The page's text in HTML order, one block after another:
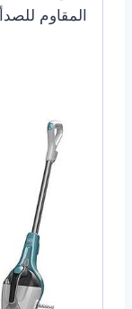
المقاوم